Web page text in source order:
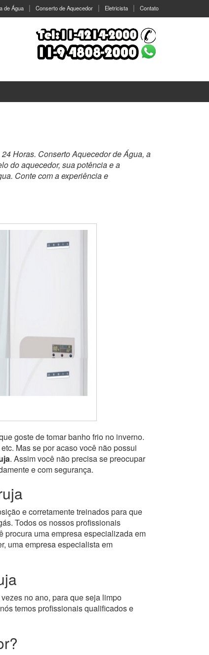
de Água Conserto de Aquecedor Eletricista Contato
Horas. Conserto Aquecedor de Água, a
do aquecedor, sua potência e a
Conte com a experiência e
goste de tomar banho frio no inverno.
Mas se por acaso você não possui
. Assim você não precisa se preocupar
e com segurança.
e corretamente treinados para que
Todos os nossos profissionais
procura uma empresa especializada em
uma empresa especialista em
no ano, para que seja limpo
temos profissionais qualificados e